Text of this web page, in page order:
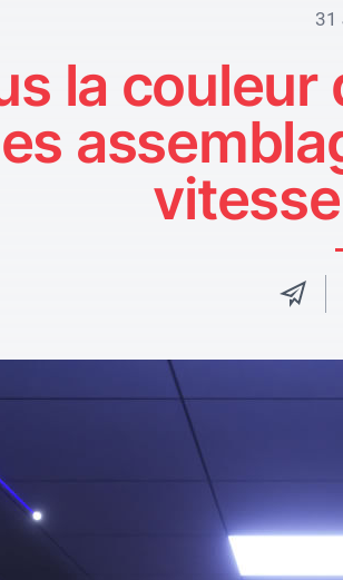
31
la couleur